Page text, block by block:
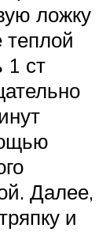
ложку
теплой
1 ст
Далее,
и